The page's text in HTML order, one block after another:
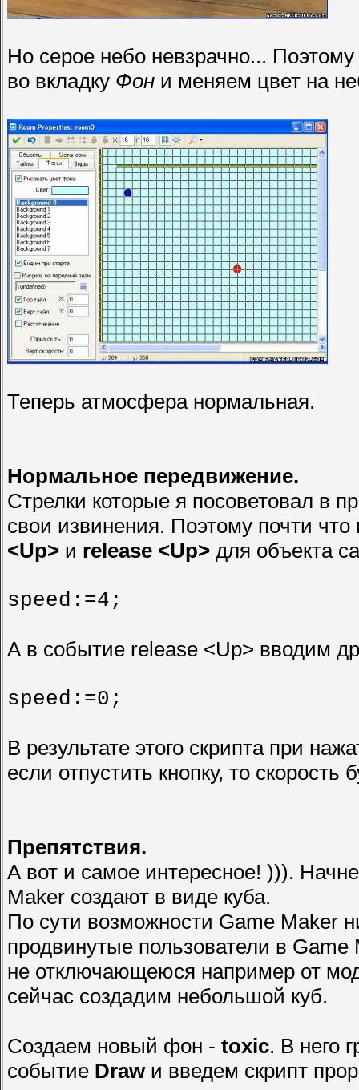
Но серое небо невзрачно...
во вкладку Фон и меняем цвет на
Теперь атмосфера нормальная.
Нормальное передвижение.
Стрелки которые я посоветовал в
свои извинения. Поэтому почти
<Up> и release <Up> для объекта
speed:=4;
А в событие release <Up> вводим
speed:=0;
В результате этого скрипта при
если отпустить кнопку, то скорость
Препятствия.
А вот и самое интересное! ))).
Maker создают в виде куба.
По сути возможности Game Maker
продвинутые пользователи в
не отключающеюся например от
сейчас создадим небольшой куб.
Создаем новый фон - toxic. В него
событие Draw и введем скрипт